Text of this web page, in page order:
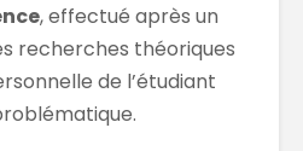
, effectué après un
recherches théoriques
de l’étudiant